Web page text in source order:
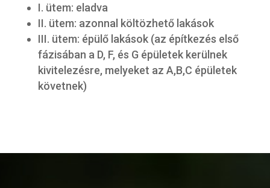
I. ütem: eladva
II. ütem: azonnal költözhető lakások
III. ütem: épülő lakások (az építkezés első
fázisában a D, F, és G épületek kerülnek
kivitelezésre, melyeket az A,B,C épületek
követnek)